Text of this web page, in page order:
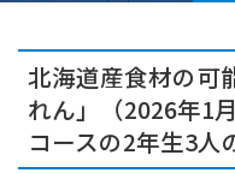
北海道産食材の可
れん」（2026年1
コースの2年生3人